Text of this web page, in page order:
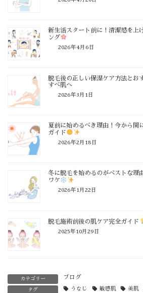
新生活スタート前に！清潔感を上
ング
2026年4月6日
脱毛後の正しい保湿ケア方法とお
すべ肌へ
2026年3月1日
夏前に始めるべき理由！今から間
ガイド
2026年2月18日
冬に脱毛を始めるのがベストな理
ワケ
2026年1月22日
脱毛施術前後の肌ケア完全ガイド
2025年10月29日
カテゴリー ブログ
タグ うなじ 敏感肌 美肌